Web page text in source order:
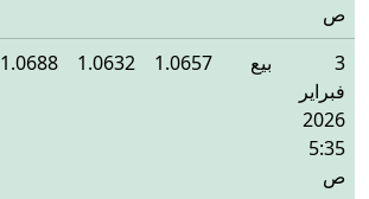
ص
3
فبراير
2026
5:35
ص
بيع 1.0657
1.0632
1.0688